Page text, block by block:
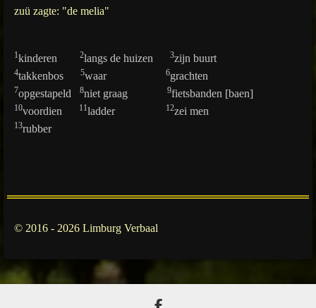
zuü zagte: "de melia"
1kinderen 2langs de huizen 3zijn buurt
4takkenbos 5waar 6grachten
7opgestapeld 8niet graag 9fietsbanden [baen]
10voordien 11ladder 12zei men
13rubber
© 2016 - 2026 Limburg Verbaal